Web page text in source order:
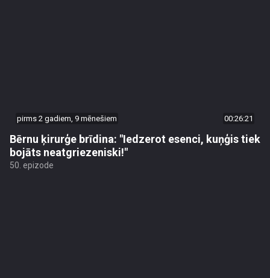
pirms 2 gadiem, 9 mēnešiem 00:26:21
Bērnu ķirurģe brīdina: "Iedzerot esenci, kuņģis tiek
bojāts neatgriezeniski!"
50. epizode